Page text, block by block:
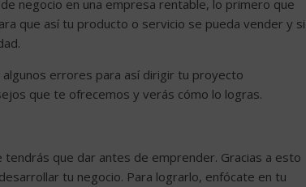
negocio en una empresa rentable, lo primero que
que así tu producto o servicio se pueda vender y si
errores para así dirigir tu proyecto
que te ofrecemos y verás cómo lo logras.
que dar antes de emprender. Gracias a esto
tu negocio. Para lograrlo, enfócate en tu